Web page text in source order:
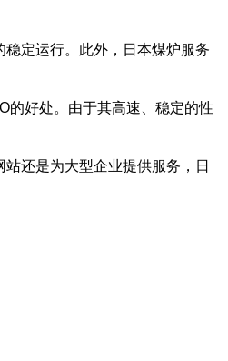
定运行。此外，日本煤炉服务
的好处。由于其高速、稳定的性
还是为大型企业提供服务，日